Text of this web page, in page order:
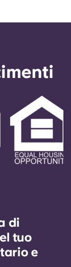
Lingua
di
tuo
e